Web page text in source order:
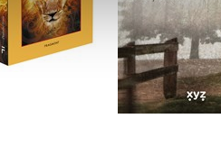
Do košíku Do
343 Kč